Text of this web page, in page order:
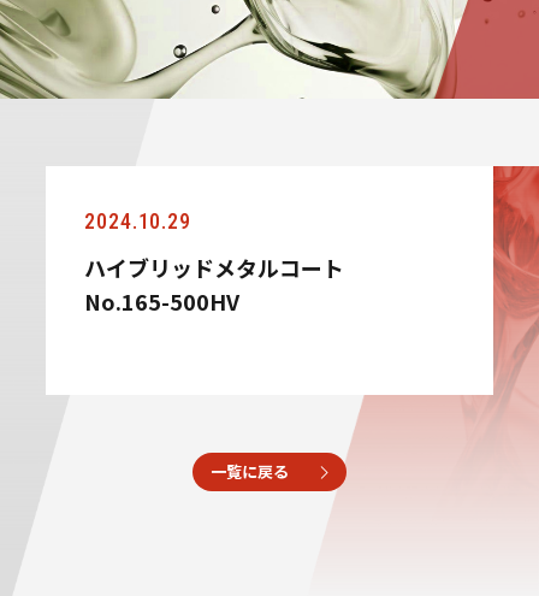
2024.10.29
ハイブリッドメタルコート
No.165-500HV
一覧に戻る